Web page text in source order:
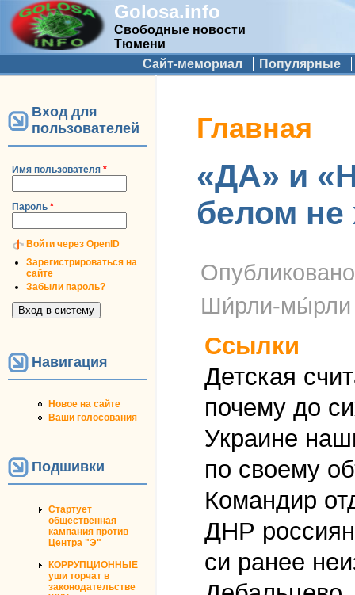
Golosa.info
Свободные новости
Тюмени
Дополнительное меню
Сайт-мемориал Популярные
Вход для
пользователей
Имя пользователя *
Пароль *
Войти через OpenID
Зарегистрироваться на
сайте
Забыли пароль?
Навигация
Новое на сайте
Ваши голосования
Подшивки
Стартует
общественная
кампания против
Центра "Э"
КОРРУПЦИОННЫЕ
уши торчат в
законодательстве
Вы здесь
Главная
«ДА» и
белом не
Ши́рли-мы́рли
Ссылки
Детская
почему до
Украине
по своему
Командир
ДНР
си ранее